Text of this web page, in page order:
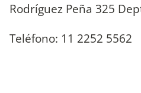
Rodríguez Peña 325
Teléfono: 11 2252 5562